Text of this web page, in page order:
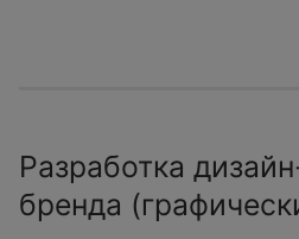
Разработка
бренда